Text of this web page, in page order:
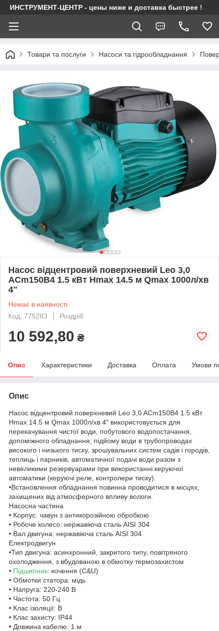
ИНСТРУМЕНТ-ЦЕНТР - цены ниже и доставка быстрее !
Товари та послуги Насоси та гідрообладнання
Насос відцентровий поверхневий Leo 3,0
ACm150B4 1.5 кВт Hmax 14.5 м Qmax 1000л/хв
4"
Немає в наявності
Код: 775283
Роздріб
10 592,80 ₴
Опис Характеристики Доставка Оплата Умови
Опис
Насос відцентровий поверхневий Leo 3,0 ACm150B4 1.5 кВт
Hmax 14.5 м Qmax 1000л/хв 4" використовується для
перекачування чистої води, побутового водопостачання,
допоміжного обладнання, підйому води в трубопроводах
високого і низького тиску, зрошувальних систем садів і городів,
теплиць і парників, автоматичної подачі води разом з
невеликими резервуарами при використанні керуючої
автоматики (керуючі реле, контролери тиску).
•Встановлення обладнання повинна проводитися в місцях,
захищених від атмосферного впливу вологи.
Насосна частина
• Корпус: чавун з антикорозійною обробкою
• Робоче колесо: нержавіюча сталь AISI 304
• Вал двигуна: нержавіюча сталь AISI 304
Електродвигун
•Тип двигуна: асинхронний, закритого типу, повітряного
охолодження, з вбудованою в обмотку термозахистом
• Підшипник: кочення (C&U)
• Обмотки статора: мідь
• Напруга: 220-240 В
• Частота: 50 Гц
• Клас ізоляції: В
• Клас захисту: IP44
• Довжина кабелю: 1 м